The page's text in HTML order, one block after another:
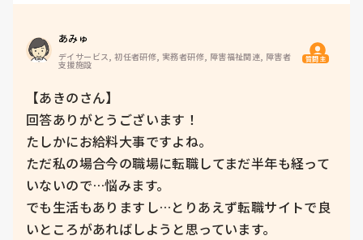
あみゅ
デイサービス, 初任者研修, 実務者研修, 障害福祉関連, 障害者
支援施設 質問主
【あきのさん】
回答ありがとうございます！
たしかにお給料大事ですよね。
ただ私の場合今の職場に転職してまだ半年も経って
いないので…悩みます。
でも生活もありますし…とりあえず転職サイトで良
いところがあればしようと思っています。